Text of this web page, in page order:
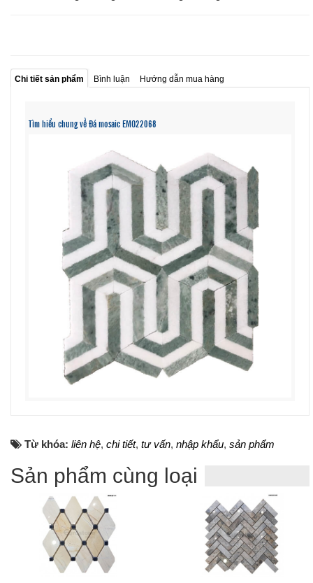
Chi tiết sản phẩm Bình luận Hướng dẫn mua hàng
Tìm hiểu chung về Đá mosaic EMO22068
Từ khóa: liên hệ, chi tiết, tư vấn, nhập khẩu, sản phẩm
Sản phẩm cùng loại